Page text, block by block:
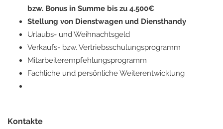
bzw. Bonus in Summe bis zu 4.500€
Stellung von Dienstwagen und Diensthandy
Urlaubs- und Weihnachtsgeld
Verkaufs- bzw. Vertriebsschulungsprogramm
Mitarbeiterempfehlungsprogramm
Fachliche und persönliche Weiterentwicklung
Kontakte